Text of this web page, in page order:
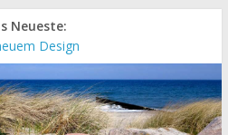
Neueste:
Design
Neuer Online-Shop
Ostsee Schleswig-Holstein
Vorpommern